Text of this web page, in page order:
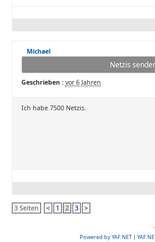
Michael
Netzis
Geschrieben : vor 6 Jahren
Ich habe 7500 Netzis.
3 Seiten < 1 2 3 >
Powered by YAF.NET |